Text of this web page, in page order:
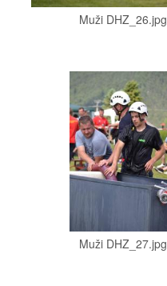
Muži DHZ_26.jpg
Muži DHZ_27.jpg